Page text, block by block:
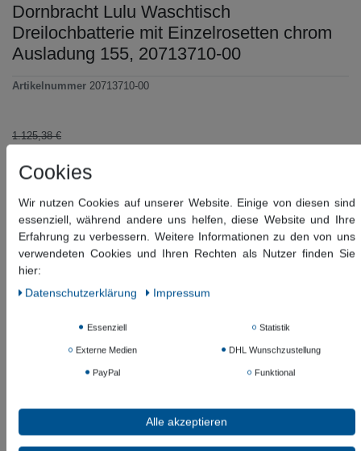
Dornbracht Lulu Waschtisch
Dreilochbatterie mit Einzelrosetten chrom
Ausladung 155, 20713710-00
Artikelnummer 20713710-00
1.125,38 €
929,79 EUR *
Versandfertig 6-12 Tagen
Beschreibung
Cookies
Wir nutzen Cookies auf unserer Website. Einige von diesen sind
essenziell, während andere uns helfen, diese Website und Ihre
Erfahrung zu verbessern. Weitere Informationen zu den von uns
verwendeten Cookies und Ihren Rechten als Nutzer finden Sie
hier:
Daten­schutz­erklärung
Impressum
Essenziell Statistik
Externe Medien DHL Wunschzustellung
PayPal Funktional
Alle akzeptieren